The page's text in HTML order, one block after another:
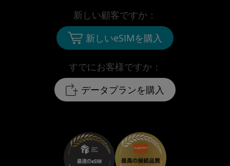
すでにお客様ですか：
データプランを購入
新しい顧客ですか：
新しいeSIMを購入